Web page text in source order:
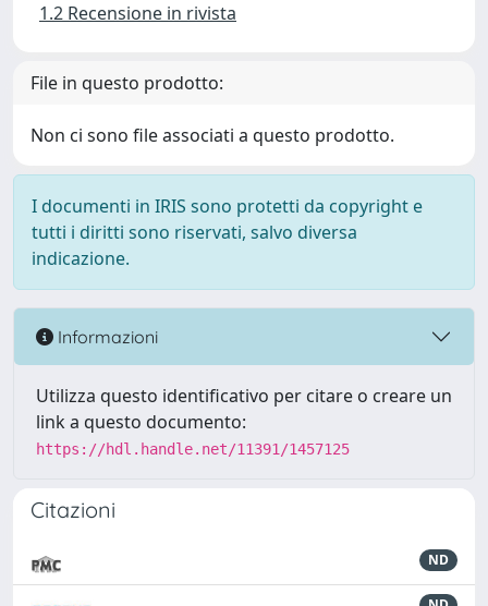
1.2 Recensione in rivista
File in questo prodotto:
Non ci sono file associati a questo prodotto.
I documenti in IRIS sono protetti da copyright e
tutti i diritti sono riservati, salvo diversa
indicazione.
Informazioni
Utilizza questo identificativo per citare o creare un
link a questo documento:
https://hdl.handle.net/11391/1457125
Citazioni
ND